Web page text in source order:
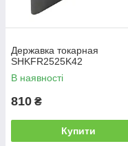
абсолютною точністю
забезпечує дуже високу
Державка токарная
SHKFR2525K42
В наявності
810 ₴
Купити